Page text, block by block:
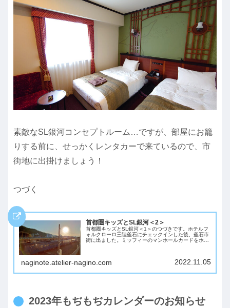
素敵なSL銀河コンセプトルーム…ですが、部屋にお籠
りする前に、せっかくレンタカーで来ているので、市
街地に出掛けましょう！
つづく
首都圏キッズとSL銀河＜2＞
首都圏キッズとSL銀河＜1＞のつづきです。ホテルフ
ォルクローロ三陸釜石にチェックインした後、釜石市
街に出ました。ミッフィーのマンホールカードをホテ
naginote.atelier-nagino.com 2022.11.05
2023年もぢもぢカレンダーのお知らせ